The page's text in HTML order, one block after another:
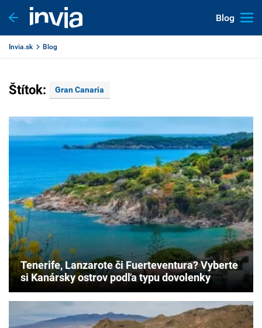
Blog
Invia.sk Blog
Štítok: Gran Canaria
Tenerife, Lanzarote či Fuerteventura? Vyberte
si Kanársky ostrov podľa typu dovolenky